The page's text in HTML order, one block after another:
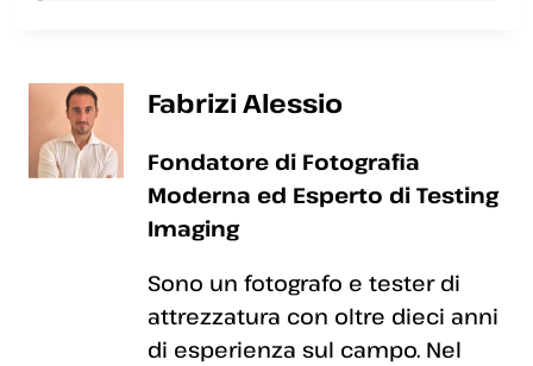
Fabrizi Alessio
Fondatore di Fotografia
Moderna ed Esperto di Testing
Imaging
Sono un fotografo e tester di
attrezzatura con oltre dieci anni
di esperienza sul campo. Nel